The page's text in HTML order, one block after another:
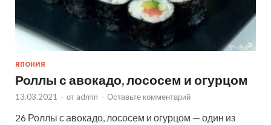
ЯПОНИЯ
Роллы с авокадо, лососем и огурцом
13.03.2021 - от admin - Оставьте комментарий
26 Роллы с авокадо, лососем и огурцом — один из